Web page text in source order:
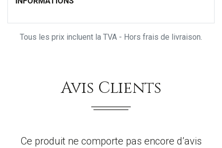
Tous les prix incluent la TVA - Hors frais de livraison.
Avis Clients
Ce produit ne comporte pas encore d’avis